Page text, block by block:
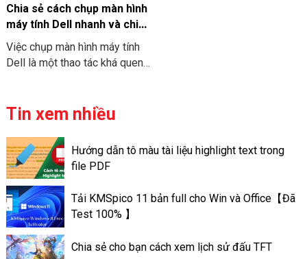
Chia sẻ cách chụp màn hình
máy tính Dell nhanh và chi
tiết
Việc chụp màn hình máy tính
Dell là một thao tác khá quen
người cũng biết cách chụp
Bài viết này chúng tôi sẽ
hướng dẫn các cách chụp màn
hình máy tính Dell nhanh nhất
và chi tiết nhất. Giúp cho bạn
lựa chọn được cách phù hợp
với nhu cầu của mình.
Tin xem nhiều
Hướng dẫn tô màu tài liệu highlight text trong
file PDF
Tải KMSpico 11 bản full cho Win và Office【Đã
Test 100% 】
Chia sẻ cho bạn cách xem lịch sử đấu TFT